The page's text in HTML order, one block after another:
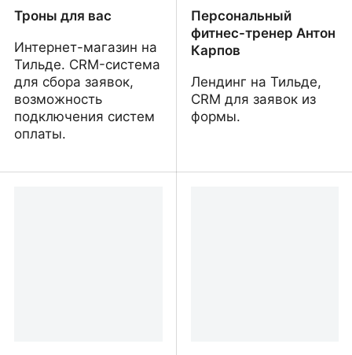
Троны для вас
Интернет-магазин на
Тильде. CRM-система
для сбора заявок,
возможность
подключения систем
оплаты.
Персональный
фитнес-тренер Антон
Карпов
Лендинг на Тильде,
CRM для заявок из
формы.